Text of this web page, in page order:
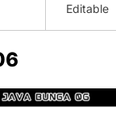
Editable